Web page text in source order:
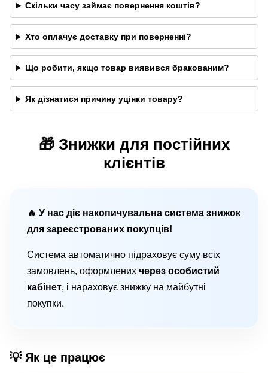
Скільки часу займає повернення коштів?
Хто оплачує доставку при поверненні?
Що робити, якщо товар виявився бракованим?
Як дізнатися причину уцінки товару?
🎁 Знижки для постійних
клієнтів
🔥 У нас діє накопичувальна система знижок
для зареєстрованих покупців!
Система автоматично підраховує суму всіх
замовлень, оформлених через особистий
кабінет, і нараховує знижку на майбутні
покупки.
💡 Як це працює